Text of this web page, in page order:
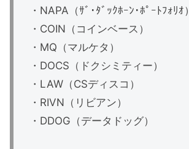
・NAPA（ｻﾞ･ﾀﾞｯｸﾎｰﾝ･ﾎﾟｰﾄﾌｫﾘｵ）
・COIN（コインベース）
・MQ（マルケタ）
・DOCS（ドクシミティー）
・LAW（CSディスコ）
・RIVN（リビアン）
・DDOG（データドッグ）